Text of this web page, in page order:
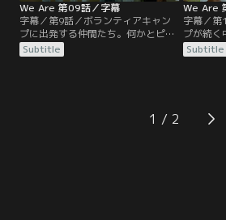
We Are 第09話／字幕
字幕／第9話／ボランティアキャン
プに出発する仲間たち。何かとピー
ムから離れようとしないライバル、
クルーンの存在に、プームはやきも
ーンがわざとトゥーイの世話を焼く
と、キューは明らかに不機嫌にな
Subtitle
We Are
字幕／第
プが続く
ーンに口
ず面白く
し、ト
伝える
Subtitle
1